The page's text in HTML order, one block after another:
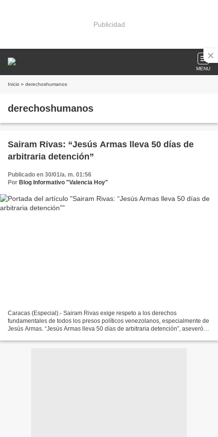
Publicidad
MENU
Inicio » derechoshumanos
derechoshumanos
Sairam Rivas: “Jesús Armas lleva 50 días de
arbitraria detención”
Publicado en 30/01/a. m. 01:56
Por Blog Informativo "Valencia Hoy"
Caracas (Especial).- Sairam Rivas exige respeto a los derechos
fundamentales de todos los presos políticos venezolanos, especialmente de
Jesús Armas. “Jesús Armas lleva 50 días de arbitraria detención”, aseveró